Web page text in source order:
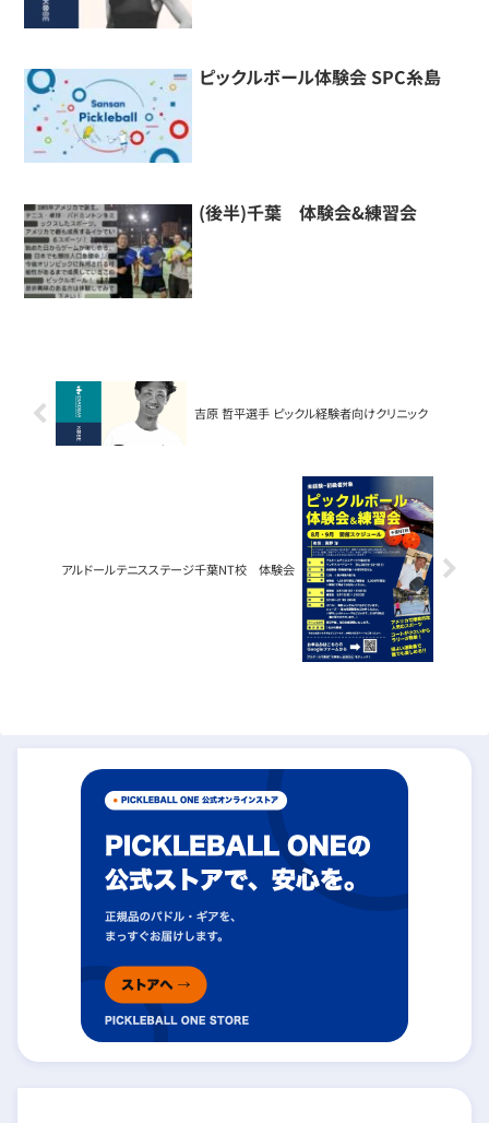
ピックルボール体験会 SPC糸島
(後半)千葉 体験会&練習会
吉原 哲平選手 ピックル経験者向けクリニック
アルドールテニスステージ千葉NT校 体験会